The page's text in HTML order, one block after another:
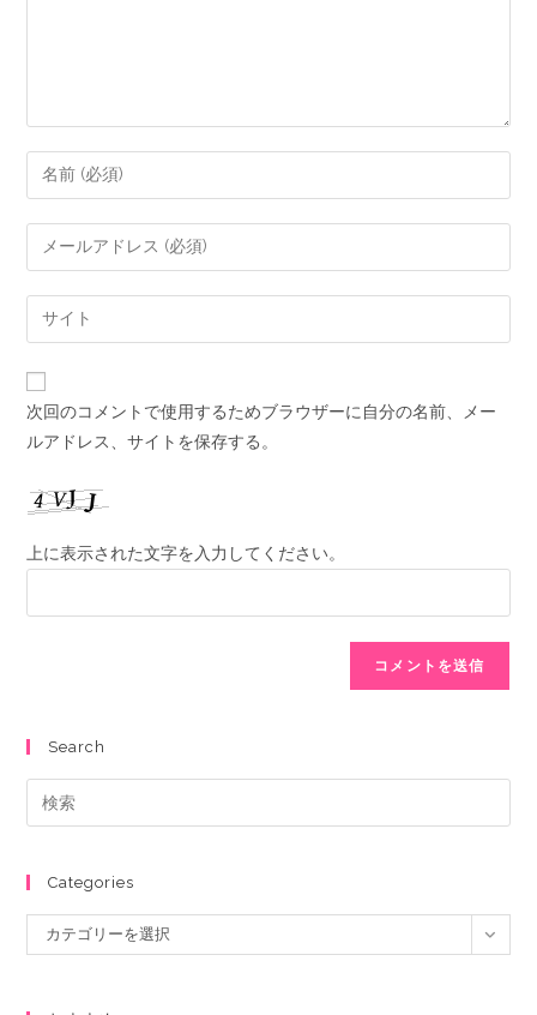
次回のコメントで使用するためブラウザーに自分の名前、メー
ルアドレス、サイトを保存する。
上に表示された文字を入力してください。
Search
Categories
カテゴリーを選択